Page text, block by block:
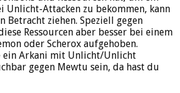
Unlicht-Attacken zu bekommen, kann
Betracht ziehen. Speziell gegen
Ressourcen aber besser bei einem
oder Scherox aufgehoben.
ein Arkani mit Unlicht/Unlicht
gegen Mewtu sein, da hast du